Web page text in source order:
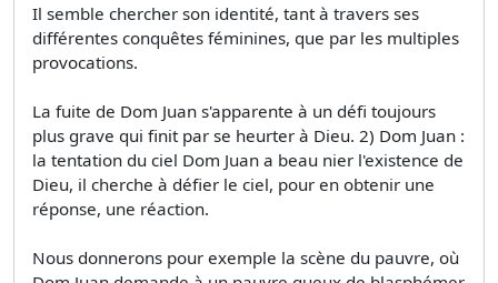
Il semble chercher son identité, tant à travers ses
différentes conquêtes féminines, que par les multiples
provocations.
La fuite de Dom Juan s'apparente à un défi toujours
plus grave qui finit par se heurter à Dieu. 2) Dom Juan :
la tentation du ciel Dom Juan a beau nier l'existence de
Dieu, il cherche à défier le ciel, pour en obtenir une
réponse, une réaction.
Nous donnerons pour exemple la scène du pauvre, où